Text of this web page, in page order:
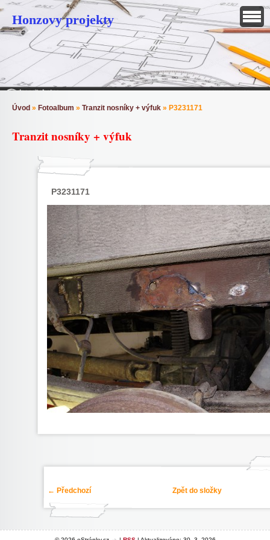
Honzovy projekty
Úvod » Fotoalbum » Tranzit nosníky + výfuk » P3231171
Tranzit nosníky + výfuk
P3231171
← Předchozí Zpět do složky